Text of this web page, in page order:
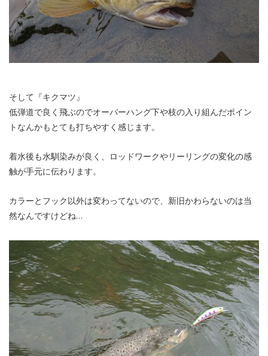
そして『キクマツ』
低弾道で良く飛ぶのでオーバーハング下や枝の入り組んだポイン
トなんかもとても打ちやすく感じます。
着水後も水馴染みが良く、ロッドワークやリーリングの変化の感
触が手元に伝わります。
カラーとフック以外は変わってないので、新旧かわらないのは当
然なんですけどね…